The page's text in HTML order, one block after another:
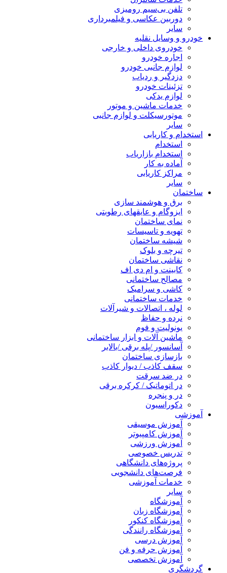
تلفن بی‌سیم رومیزی
دوربین عکاسی و فیلمبرداری
سایر
خودرو و وسایل نقلیه
خودروی داخلی و خارجی
اجاره خودرو
لوازم جانبی خودرو
دزدگیر و ردیاب
تزئینات خودرو
لوازم یدکی
خدمات ماشین و موتور
موتورسیکلت و لوازم جانبی
سایر
استخدام و کاریابی
استخدام
استخدام بازاریاب
آماده به کار
مراکز کاریابی
سایر
ساختمان
برق و هوشمند سازی
ایزوگام و عایقهای رطوبتی
نمای ساختمان
تهویه و تاسیسات
شیشه ساختمان
تیرچه و بلوک
نقاشی ساختمان
کابینت و ام دی اف
مصالح ساختمانی
کاشی و سرامیک
خدمات ساختمانی
لوله ، اتصالات و شیرآلات
نرده و حفاظ
یونولیت و فوم
ماشین آلات و ابزار ساختمانی
آسانسور /پله برقی /بالابر
بازسازی ساختمان
سقف کاذب / دیوار کاذب
در ضد سرقت
در اتوماتیک / کرکره برقی
در و پنجره
دکوراسیون
آموزشی
آموزش موسیقی
آموزش کامپیوتر
آموزش ورزشی
تدریس خصوصی
پروژه‌های دانشگاهی
فرصت‌های دانشجویی
خدمات آموزشی
سایر
آموزشگاه
آموزشگاه زبان
آموزشگاه کنکور
آموزشگاه رانندگی
آموزش درسی
آموزش حرفه و فن
آموزش تخصصی
گردشگری